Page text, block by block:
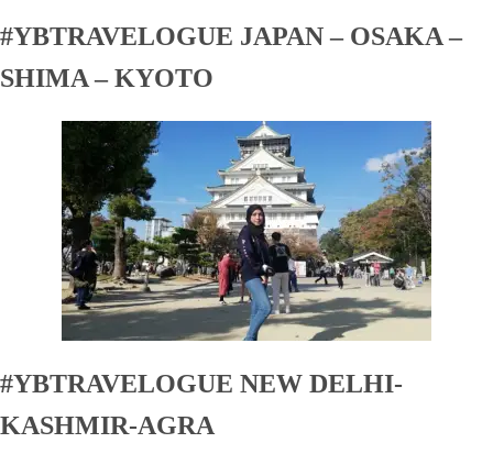
#YBTRAVELOGUE JAPAN – OSAKA –
SHIMA – KYOTO
#YBTRAVELOGUE NEW DELHI-
KASHMIR-AGRA